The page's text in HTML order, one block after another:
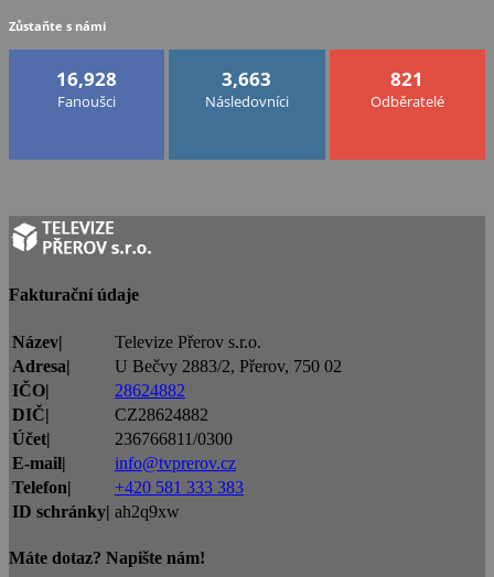
Zůstaňte s námi
16,928
Fanoušci
3,663
Následovníci
821
Odběratelé
Fakturační údaje
Název|
Televize Přerov s.r.o.
Adresa|
U Bečvy 2883/2, Přerov, 750 02
IČO|
28624882
DIČ|
CZ28624882
Účet|
236766811/0300
E-mail|
info@tvprerov.cz
Telefon|
+420 581 333 383
ID schránky| ah2q9xw
Máte dotaz? Napište nám!